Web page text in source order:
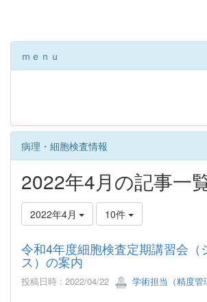
ｍｅｎｕ
病理・細胞検査情報
2022年4月の記事一
2022年4月 10件
令和4年度細胞検査定期講習会（
ス）の案内
投稿日時 : 2022/04/22 学術担当（精度管